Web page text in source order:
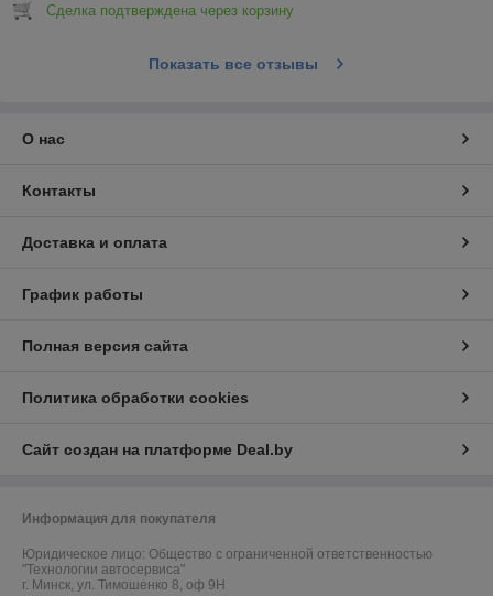
Сделка подтверждена через корзину
Показать все отзывы
О нас
Контакты
Доставка и оплата
График работы
Полная версия сайта
Политика обработки cookies
Сайт создан на платформе Deal.by
Информация для покупателя
Юридическое лицо: Общество с ограниченной ответственностью
"Технологии автосервиса"
г. Минск, ул. Тимошенко 8, оф 9Н